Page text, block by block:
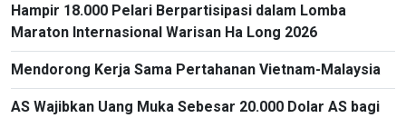
Hampir 18.000 Pelari Berpartisipasi dalam Lomba
Maraton Internasional Warisan Ha Long 2026
Mendorong Kerja Sama Pertahanan Vietnam-Malaysia
AS Wajibkan Uang Muka Sebesar 20.000 Dolar AS bagi